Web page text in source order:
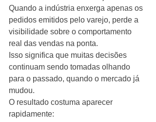
Quando a indústria enxerga apenas os
pedidos emitidos pelo varejo, perde a
visibilidade sobre o comportamento
real das vendas na ponta.
Isso significa que muitas decisões
continuam sendo tomadas olhando
para o passado, quando o mercado já
mudou.
O resultado costuma aparecer
rapidamente: